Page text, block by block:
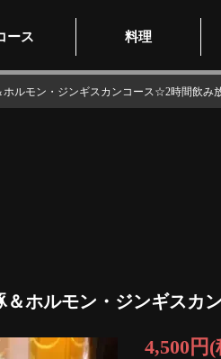
ース 料理
ホルモン・ジンギスカンコース☆2時間飲み
＆ホルモン・ジンギス
4,500円 (